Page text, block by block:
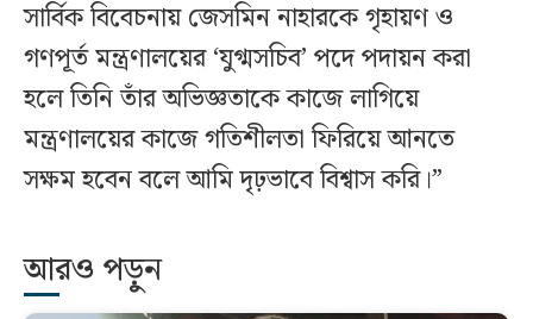
সার্বিক বিবেচনায় জেসমিন নাহারকে গৃহায়ণ ও
গণপূর্ত মন্ত্রণালয়ের ‘যুগ্মসচিব’ পদে পদায়ন করা
হলে তিনি তাঁর অভিজ্ঞতাকে কাজে লাগিয়ে
মন্ত্রণালয়ের কাজে গতিশীলতা ফিরিয়ে আনতে
সক্ষম হবেন বলে আমি দৃঢ়ভাবে বিশ্বাস করি।”
আরও পড়ুন